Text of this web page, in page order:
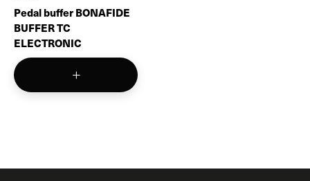
Pedal buffer BONAFIDE
BUFFER TC
ELECTRONIC